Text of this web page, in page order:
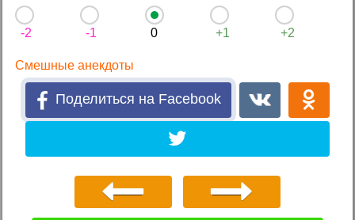
-2 -1 0 +1 +2
Смешные анекдоты
Поделиться на Facebook